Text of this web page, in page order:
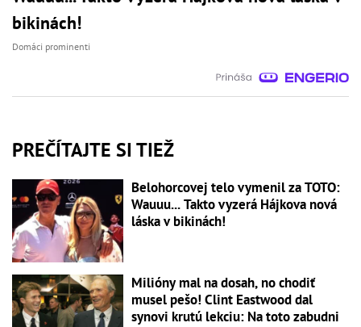
bikinách!
Domáci prominenti
PREČÍTAJTE SI TIEŽ
Belohorcovej telo vymenil za TOTO:
Wauuu... Takto vyzerá Hájkova nová
láska v bikinách!
Milióny mal na dosah, no chodiť
musel pešo! Clint Eastwood dal
synovi krutú lekciu: Na toto zabudni